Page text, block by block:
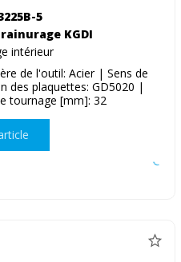
5
KGDI
intérieur
de l'outil: Acier | Sens de
des plaquettes: GD5020 |
tournage [mm]: 32